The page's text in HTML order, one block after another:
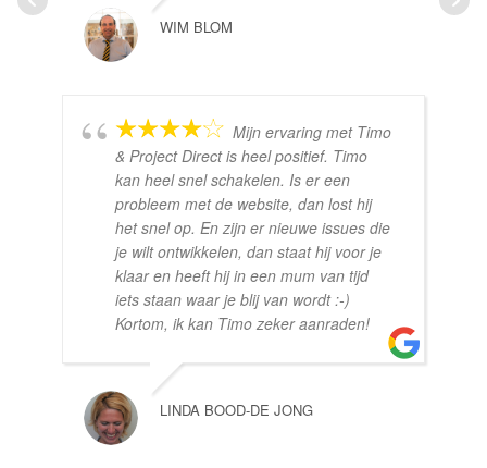
WIM BLOM
Mijn ervaring met Timo
& Project Direct is heel positief. Timo
kan heel snel schakelen. Is er een
probleem met de website, dan lost hij
het snel op. En zijn er nieuwe issues die
je wilt ontwikkelen, dan staat hij voor je
klaar en heeft hij in een mum van tijd
iets staan waar je blij van wordt :-)
Kortom, ik kan Timo zeker aanraden!
LINDA BOOD-DE JONG